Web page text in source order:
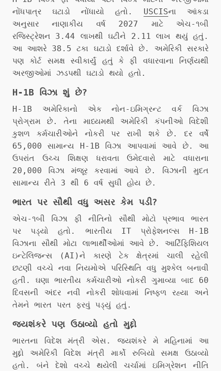
નોંધપાત્ર ઘટાડો નોંધાયો હતો. USCISના આંકડા
અનુસાર નાણાકીય વર્ષ 2027 માટે એચ-૧બી
રજિસ્ટ્રેશન 3.44 લાખથી ઘટીને 2.11 લાખ થયું હતું.
આ આશરે 38.5 ટકા ઘટાડો દર્શાવે છે. અમેરિકી સરકારે
પણ કોર્ટ સમક્ષ સ્વીકાર્યું હતું કે ફી વધારવાના નિર્ણયથી
અરજીઓમાં ઝડપથી ઘટાડો થયો હતો.
H-1B વિઝા શું છે?
H-1B અમેરિકાનો એક નોન-ઇમિગ્રન્ટ વર્ક વિઝા
પ્રોગ્રામ છે. તેના માધ્યમથી અમેરિકી કંપનીઓ વિદેશી
કુશળ કર્મચારીઓને નોકરી પર રાખી શકે છે. દર વર્ષે
65,000 સામાન્ય H-1B વિઝા આપવામાં આવે છે. આ
ઉપરાંત ઉચ્ચ શિક્ષણ ધરાવતા ઉમેદવારો માટે વધારાના
20,000 વિઝા મંજૂર કરવામાં આવે છે. વિઝાની મુદત
સામાન્ય રીતે 3 થી 6 વર્ષ સુધી હોય છે.
ભારત પર સૌથી વધુ અસર કેમ પડી?
એચ-૧બી વિઝા ફી નીતિનો સૌથી મોટો પ્રભાવ ભારત
પર પડ્યો હતો. ભારતીય IT પ્રોફેશનલ્સ H-1B
વિઝાના સૌથી મોટા લાભાર્થીઓમાં આવે છે. આર્ટિફિશિયલ
ઇન્ટેલિજન્સ (AI)ને કારણે ટેક ક્ષેત્રમાં ચાલી રહેલી
છટણી વચ્ચે નવા નિયમોએ પરિસ્થિતિ વધુ મુશ્કેલ બનાવી
હતી. ઘણા ભારતીય કર્મચારીઓ નોકરી ગુમાવ્યા બાદ 60
દિવસની અંદર નવી નોકરી શોધવામાં નિષ્ફળ રહ્યા અને
તેમને ભારત પરત ફરવું પડ્યું હતું.
જયશંકરે પણ ઉઠાવ્યો હતો મુદ્દો
ભારતના વિદેશ મંત્રી એસ. જયશંકરે મે મહિનામાં આ
મુદ્દો અમેરિકી વિદેશ મંત્રી માર્કો રુબિયો સમક્ષ ઉઠાવ્યો
હતો. બંને દેશો વચ્ચે થયેલી ચર્ચામાં ઇમિગ્રેશન નીતિ